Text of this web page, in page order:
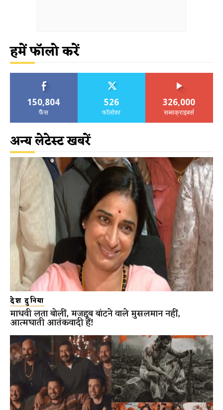
हमें फॉलो करें
150,804
फैंस
526
फॉलोवर
326,000
सब्सक्राइबर्स
अन्य लेटेस्ट खबरें
देश दुनिया
माधवी लता बोलीं, मजहब बांटने वाले मुसलमान नहीं,
आत्मघाती आतंकवादी हैं!